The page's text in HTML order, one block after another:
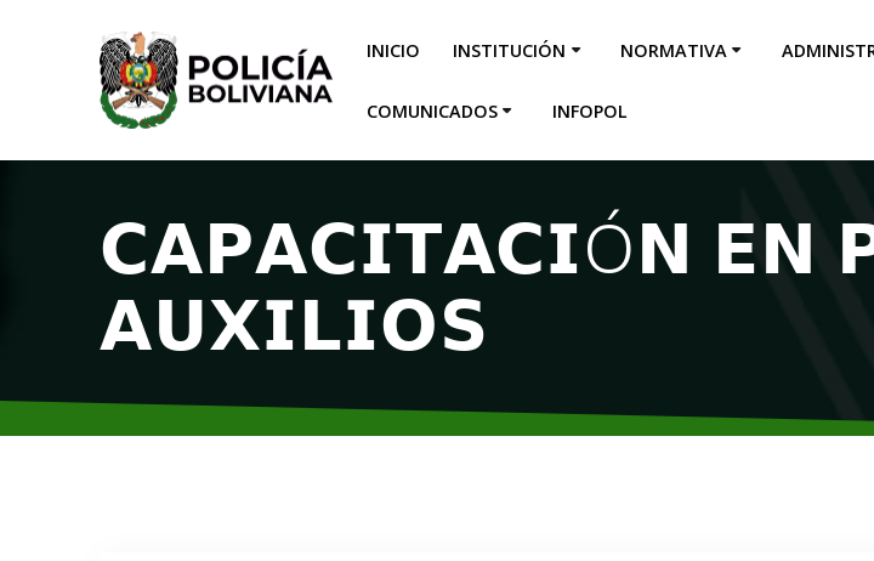
INICIO INSTITUCIÓN NORMATIVA
COMUNICADOS INFOPOL
𝗖𝗔𝗣𝗔𝗖𝗜𝗧𝗔𝗖𝗜Ó𝗡 𝗘𝗡
𝗔𝗨𝗫𝗜𝗟𝗜𝗢𝗦